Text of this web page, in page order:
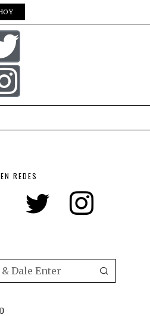
REDES